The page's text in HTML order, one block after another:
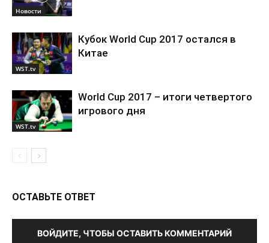
Новости
WST.tv
Кубок World Cup 2017 остался в
Китае
WST.tv
World Cup 2017 – итоги четвертого
игрового дня
ОСТАВЬТЕ ОТВЕТ
ВОЙДИТЕ, ЧТОБЫ ОСТАВИТЬ КОММЕНТАРИЙ